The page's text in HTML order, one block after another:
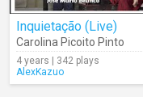
Inquietação (Live)
Carolina Picoito Pinto
4 years | 342 plays
AlexKazuo